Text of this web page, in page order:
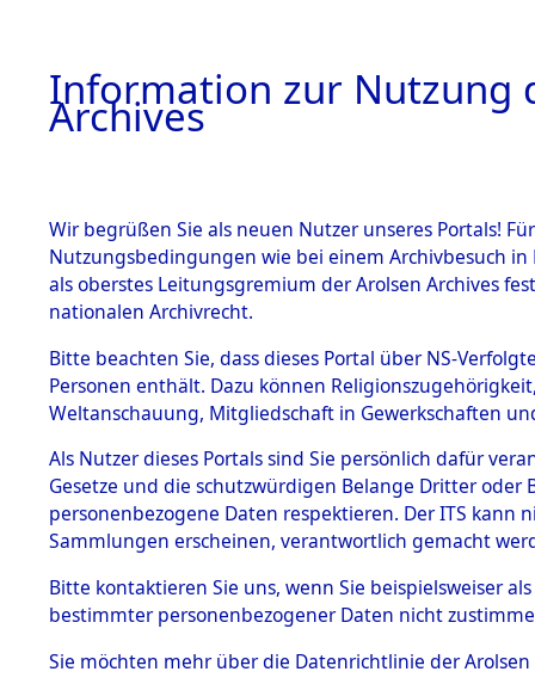
BESTÄNDE
1.
Inhaftierungsdoku
mente
1.2.9 Beim ITS
Effekten
1.2.9.1
Effekten aus
dem KZ
Dachau
1.2.9.2
Effekten aus
dem KZ
Bayerisches
0003
Information zur Nutzung
Archives
Wir begrüßen Sie als neuen Nutzer unseres Portals!
Nutzungsbedingungen wie bei einem Archivbesuch
als oberstes Leitungsgremium der Arolsen Archives
nationalen Archivrecht.
Bitte beachten Sie, dass dieses Portal über NS-
Personen enthält. Dazu können
Weltanschauung, Mitgliedschaft in Gewerkschaften
Als Nutzer dieses Portals sind Sie persönlich dafür
Gesetze und die schutzwürdigen Belange Dritter
personenbezogene Daten respektieren. Der ITS
Sammlungen erscheinen, verantwortlich gemacht
Bitte kontaktieren Sie uns, wenn Sie beispielsweiser
bestimmter personenbezogener Daten nicht
Sie möchten mehr über die Datenrichtlinie der Arolsen